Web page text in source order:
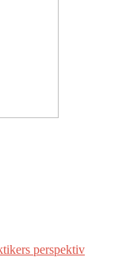
perspektiv